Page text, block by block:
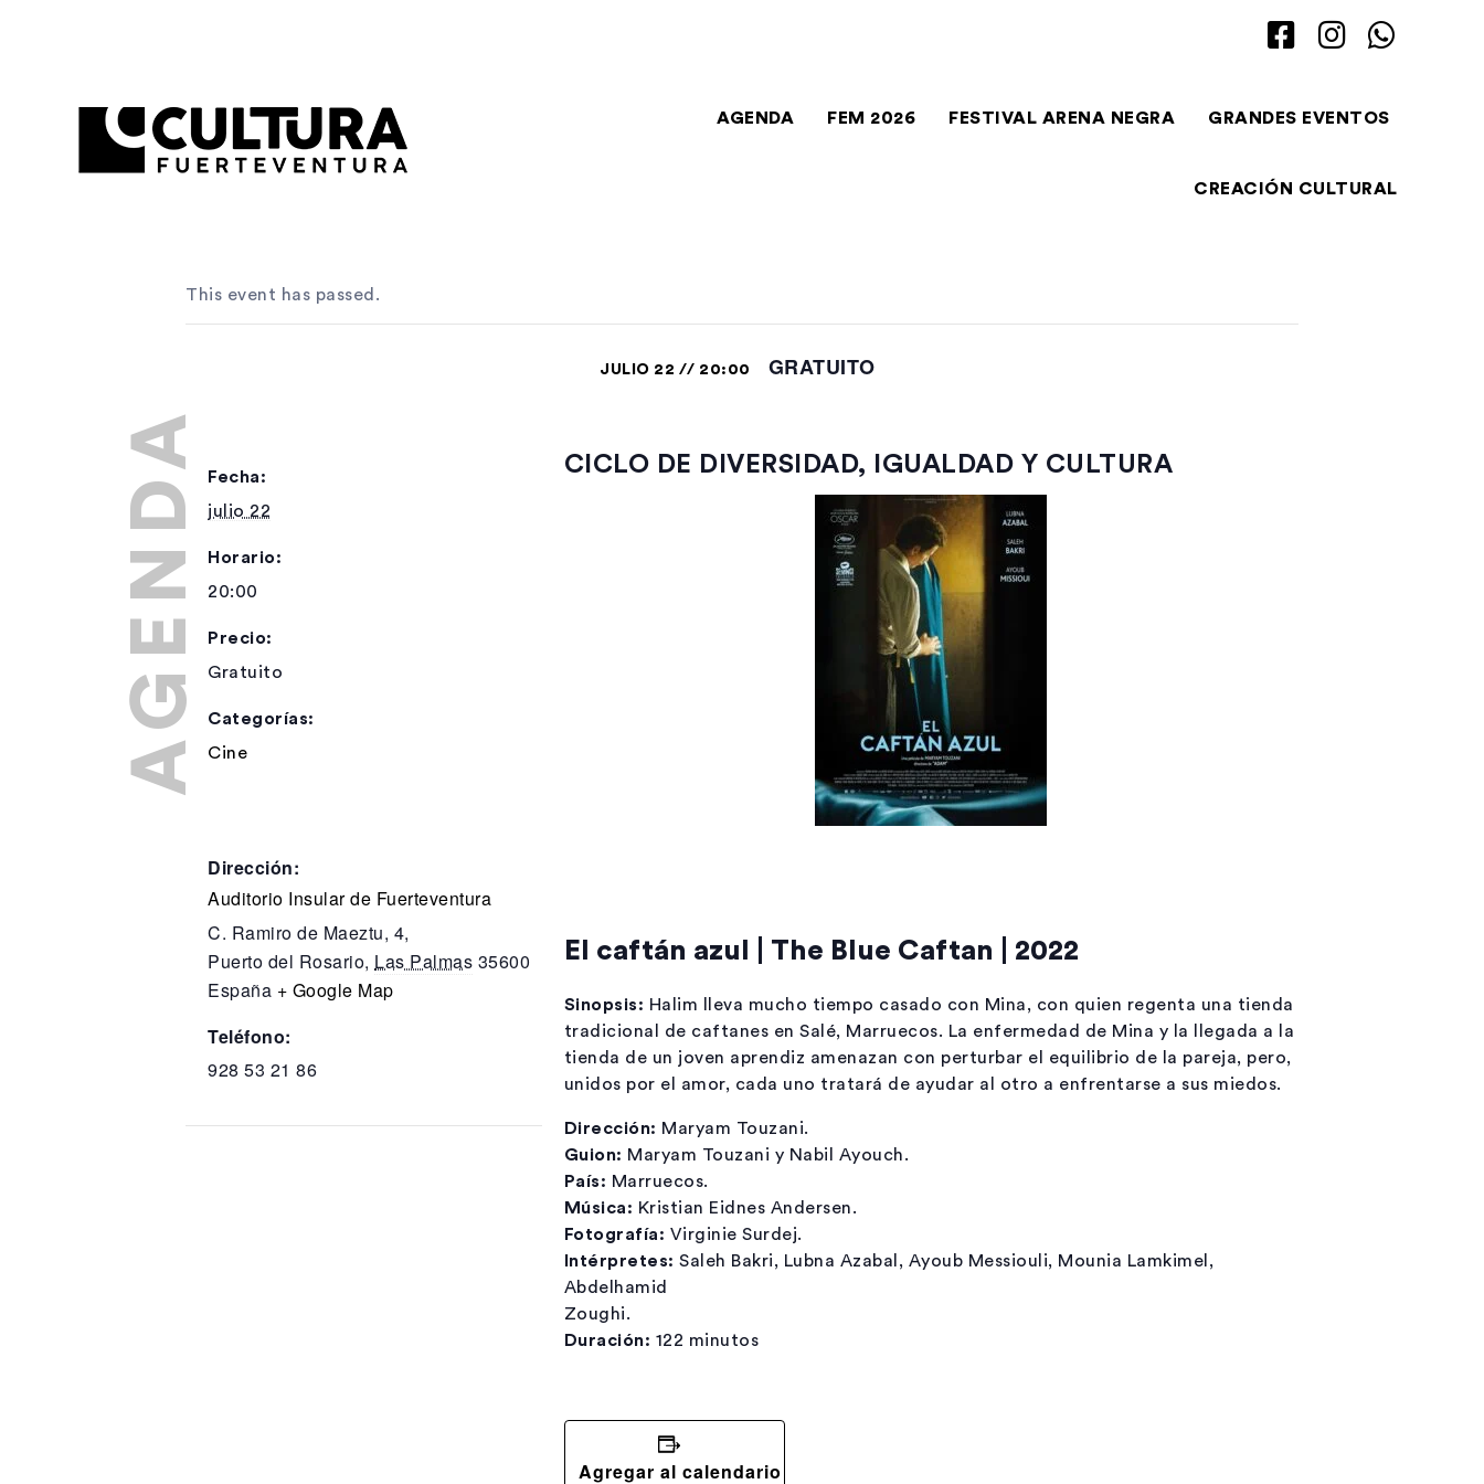
AGENDA FEM 2026 FESTIVAL ARENA NEGRA GRANDES EVENTOS
CREACIÓN CULTURAL
This event has passed.
JULIO 22 // 20:00 GRATUITO
Fecha:
julio 22
Horario:
20:00
Precio:
Gratuito
Categorías:
Cine
Dirección:
Auditorio Insular de Fuerteventura
C. Ramiro de Maeztu, 4,
Puerto del Rosario, Las Palmas 35600
España + Google Map
Teléfono:
928 53 21 86
CICLO DE DIVERSIDAD, IGUALDAD Y CULTURA
El caftán azul | The Blue Caftan | 2022
Sinopsis: Halim lleva mucho tiempo casado con Mina, con quien regenta una tienda
tradicional de caftanes en Salé, Marruecos. La enfermedad de Mina y la llegada a la
tienda de un joven aprendiz amenazan con perturbar el equilibrio de la pareja, pero,
unidos por el amor, cada uno tratará de ayudar al otro a enfrentarse a sus miedos.
Dirección: Maryam Touzani.
Guion: Maryam Touzani y Nabil Ayouch.
País: Marruecos.
Música: Kristian Eidnes Andersen.
Fotografía: Virginie Surdej.
Intérpretes: Saleh Bakri, Lubna Azabal, Ayoub Messiouli, Mounia Lamkimel,
Abdelhamid
Zoughi.
Duración: 122 minutos
Agregar al calendario